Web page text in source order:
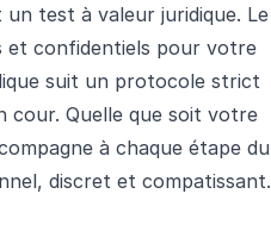
test à valeur juridique. Le
et confidentiels pour votre
suit un protocole strict
cour. Quelle que soit votre
à chaque étape du
discret et compatissant.